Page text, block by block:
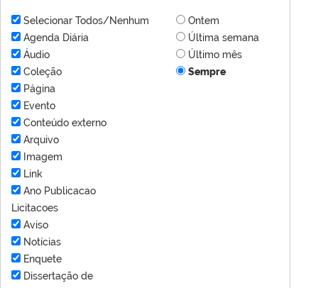
Selecionar Todos/Nenhum
Agenda Diária
Áudio
Coleção
Página
Evento
Conteúdo externo
Arquivo
Imagem
Link
Ano Publicacao
Licitacoes
Aviso
Notícias
Enquete
Dissertação de
Ontem
Última semana
Último mês
Sempre